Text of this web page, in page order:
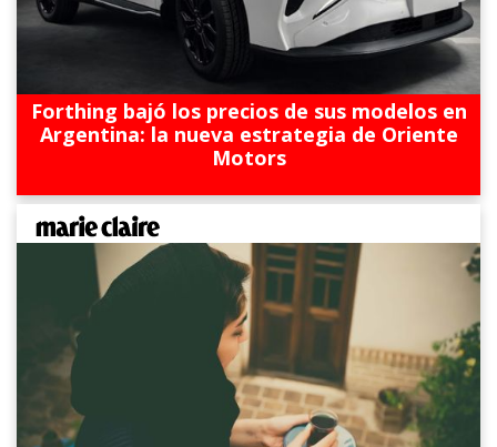
Forthing bajó los precios de sus modelos en
Argentina: la nueva estrategia de Oriente
Motors